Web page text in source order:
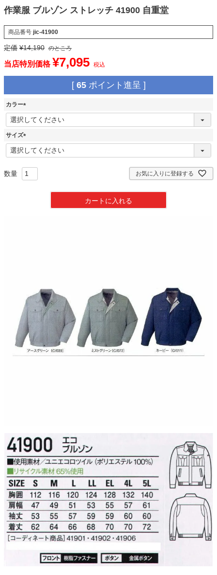
作業服 ブルゾン ストレッチ 41900 自重堂
商品番号 jic-41900
定価 ¥14,190 のところ
当店特別価格 ¥7,095 税込
[ 65 ポイント進呈 ]
カラー
(
必
須
サイズ
(
必
お気に入りに登録する
カートに入れる